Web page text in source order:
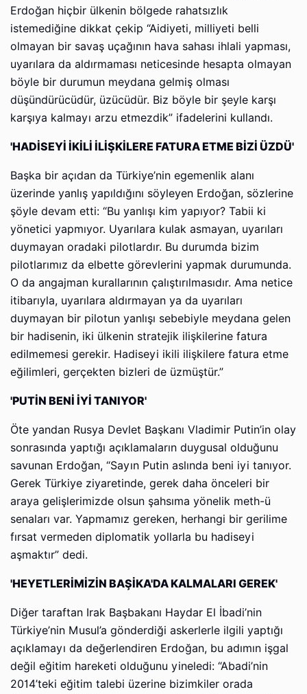
Erdoğan hiçbir ülkenin bölgede rahatsızlık
istemediğine dikkat çekip “Aidiyeti, milliyeti belli
olmayan bir savaş uçağının hava sahası ihlali yapması,
uyarılara da aldırmaması neticesinde hesapta olmayan
böyle bir durumun meydana gelmiş olması
düşündürücüdür, üzücüdür. Biz böyle bir şeyle karşı
karşıya kalmayı arzu etmezdik” ifadelerini kullandı.
'HADİSEYİ İKİLİ İLİŞKİLERE FATURA ETME BİZİ ÜZDÜ'
Başka bir açıdan da Türkiye’nin egemenlik alanı
üzerinde yanlış yapıldığını söyleyen Erdoğan, sözlerine
şöyle devam etti: “Bu yanlışı kim yapıyor? Tabii ki
yönetici yapmıyor. Uyarılara kulak asmayan, uyarıları
duymayan oradaki pilotlardır. Bu durumda bizim
pilotlarımız da elbette görevlerini yapmak durumunda.
O da angajman kurallarının çalıştırılmasıdır. Ama netice
itibarıyla, uyarılara aldırmayan ya da uyarıları
duymayan bir pilotun yanlışı sebebiyle meydana gelen
bir hadisenin, iki ülkenin stratejik ilişkilerine fatura
edilmemesi gerekir. Hadiseyi ikili ilişkilere fatura etme
eğilimleri, gerçekten bizleri de üzmüştür.”
'PUTİN BENİ İYİ TANIYOR'
Öte yandan Rusya Devlet Başkanı Vladimir Putin’in olay
sonrasında yaptığı açıklamaların duygusal olduğunu
savunan Erdoğan, “Sayın Putin aslında beni iyi tanıyor.
Gerek Türkiye ziyaretinde, gerek daha önceleri bir
araya gelişlerimizde olsun şahsıma yönelik meth-ü
senaları var. Yapmamız gereken, herhangi bir gerilime
fırsat vermeden diplomatik yollarla bu hadiseyi
aşmaktır” dedi.
'HEYETLERİMİZİN BAŞİKA'DA KALMALARI GEREK'
Diğer taraftan Irak Başbakanı Haydar El İbadi’nin
Türkiye’nin Musul’a gönderdiği askerlerle ilgili yaptığı
açıklamayı da değerlendiren Erdoğan, bu adımın işgal
değil eğitim hareketi olduğunu yineledi: “Abadi’nin
2014’teki eğitim talebi üzerine bizimkiler orada